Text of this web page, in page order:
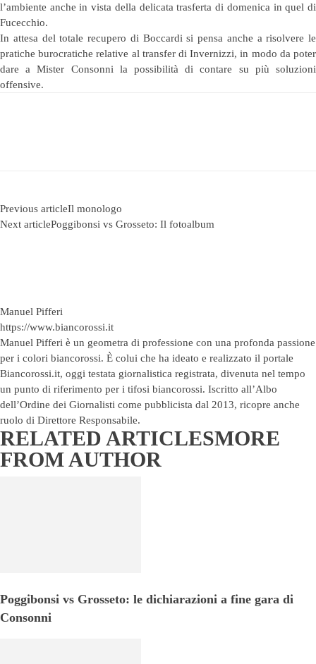
l’ambiente anche in vista della delicata trasferta di domenica in quel di
Fucecchio.
In attesa del totale recupero di Boccardi si pensa anche a risolvere le
pratiche burocratiche relative al transfer di Invernizzi, in modo da poter
dare a Mister Consonni la possibilità di contare su più soluzioni
offensive.
Previous articleIl monologo
Next articlePoggibonsi vs Grosseto: Il fotoalbum
Manuel Pifferi
https://www.biancorossi.it
Manuel Pifferi è un geometra di professione con una profonda passione
per i colori biancorossi. È colui che ha ideato e realizzato il portale
Biancorossi.it, oggi testata giornalistica registrata, divenuta nel tempo
un punto di riferimento per i tifosi biancorossi. Iscritto all’Albo
dell’Ordine dei Giornalisti come pubblicista dal 2013, ricopre anche
ruolo di Direttore Responsabile.
RELATED ARTICLESMORE
FROM AUTHOR
Poggibonsi vs Grosseto: le dichiarazioni a fine gara di
Consonni